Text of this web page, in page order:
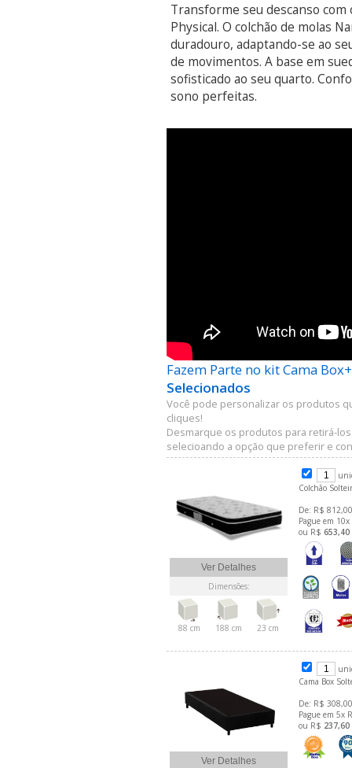
Transforme seu descanso
Physical. O colchão de molas
duradouro, adaptando-se ao
de movimentos. A base em
sofisticado ao seu quarto.
sono perfeitas.
Fazem Parte no kit Cama
Selecionados
Você pode personalizar os produtos
cliques!
Desmarque os produtos para retirá-
selecioando a opção que preferir e
Ver Detalhes
Dimensões:
88 cm 188 cm 23 cm
Colchão
De: R$
Pague em
ou R$ 653,40
Ver Detalhes
Cama Box
De: R$
Pague em 5x
ou R$ 237,60